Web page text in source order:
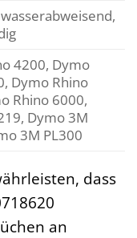
4200, Dymo
Dymo Rhino
Rhino 6000,
Dymo 3M
3M PL300
dass
an